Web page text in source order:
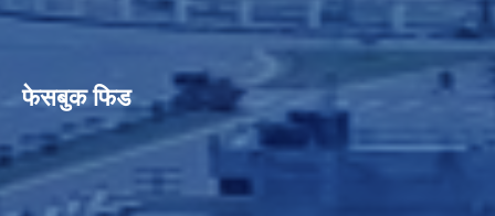
फेसबुक फिड